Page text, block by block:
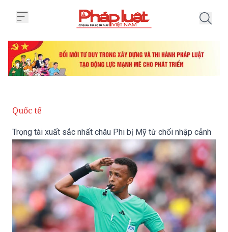
Quốc tế
Trọng tài xuất sắc nhất châu Phi bị Mỹ từ chối nhập cảnh